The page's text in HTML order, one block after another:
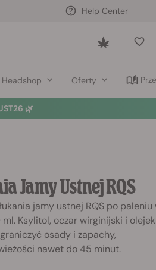
Help Center
Headshop Oferty
🌿
Jamy Ustnej RQS
jamy ustnej RQS po paleniu
Ksylitol, oczar wirginijski i
osady i zapachy,
nawet do 45 minut.